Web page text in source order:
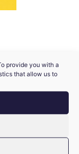
provide you with a
that allow us to
NEXT